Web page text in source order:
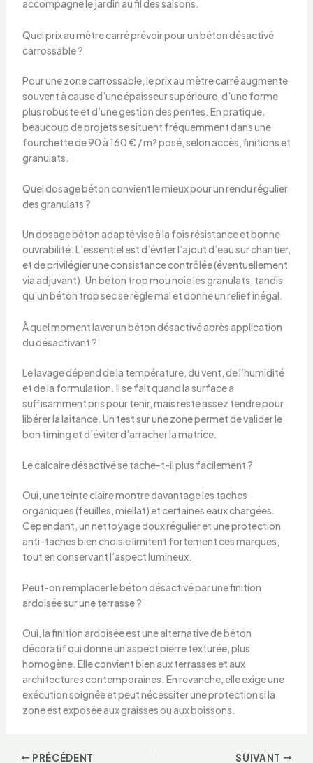
accompagne le jardin au fil des saisons.
Quel prix au mètre carré prévoir pour un béton désactivé
carrossable ?
Pour une zone carrossable, le prix au mètre carré augmente
souvent à cause d’une épaisseur supérieure, d’une forme
plus robuste et d’une gestion des pentes. En pratique,
beaucoup de projets se situent fréquemment dans une
fourchette de 90 à 160 € / m² posé, selon accès, finitions et
granulats.
Quel dosage béton convient le mieux pour un rendu régulier
des granulats ?
Un dosage béton adapté vise à la fois résistance et bonne
ouvrabilité. L’essentiel est d’éviter l’ajout d’eau sur chantier,
et de privilégier une consistance contrôlée (éventuellement
via adjuvant). Un béton trop mou noie les granulats, tandis
qu’un béton trop sec se règle mal et donne un relief inégal.
À quel moment laver un béton désactivé après application
du désactivant ?
Le lavage dépend de la température, du vent, de l’humidité
et de la formulation. Il se fait quand la surface a
suffisamment pris pour tenir, mais reste assez tendre pour
libérer la laitance. Un test sur une zone permet de valider le
bon timing et d’éviter d’arracher la matrice.
Le calcaire désactivé se tache-t-il plus facilement ?
Oui, une teinte claire montre davantage les taches
organiques (feuilles, miellat) et certaines eaux chargées.
Cependant, un nettoyage doux régulier et une protection
anti-taches bien choisie limitent fortement ces marques,
tout en conservant l’aspect lumineux.
Peut-on remplacer le béton désactivé par une finition
ardoisée sur une terrasse ?
Oui, la finition ardoisée est une alternative de béton
décoratif qui donne un aspect pierre texturée, plus
homogène. Elle convient bien aux terrasses et aux
architectures contemporaines. En revanche, elle exige une
exécution soignée et peut nécessiter une protection si la
zone est exposée aux graisses ou aux boissons.
PRÉCÉDENT SUIVANT